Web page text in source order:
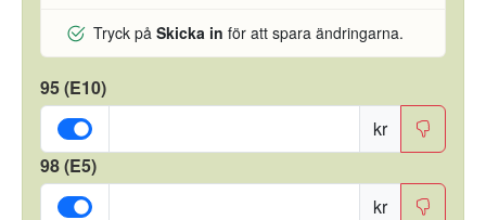
Tryck på Skicka in för att spara ändringarna.
95 (E10)
kr
98 (E5)
kr